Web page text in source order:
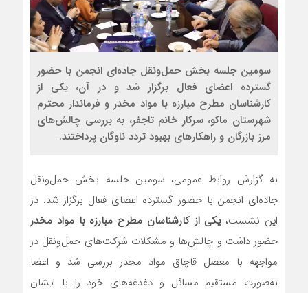
سومین جلسه بخش حمل‌ونقل جاده‌ای انجمن با حضور
گسترده اعضای فعال برگزار شد و در آن، یکی از
کارشناسان مطرح مبارزه با مواد مخدر و فرماندار محترم
شهرستان ماکو، سرکار خانم تاجفر، به بررسی چالش‌های
مرز بازرگان و راهکارهای بهبود تردد ناوگان پرداختند.
به گزارش روابط عمومی، سومین جلسه بخش حمل‌ونقل
جاده‌ای انجمن با حضور گسترده اعضای فعال برگزار شد. در
این نشست،یکی از کارشناسان مطرح مبارزه با مواد مخدر
حضور داشت و چالش‌ها و مشکلات شرکت‌های حمل‌ونقل در
مواجهه با معضل قاچاق مواد مخدر بررسی شد و اعضا
به‌صورت مستقیم مسائل و دغدغه‌های خود را با ایشان